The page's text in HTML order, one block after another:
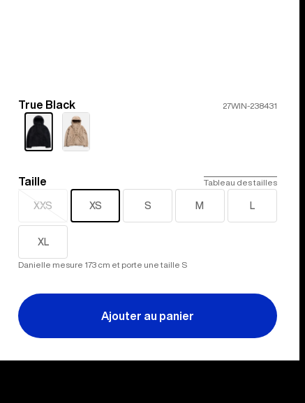
Couleur
True Black 27WIN-238431
Taille
Taille Tableau des tailles
XXS
Épuisé
XS S M
XL
Danielle mesure 173 cm et porte une taille S
Ajouter au panier